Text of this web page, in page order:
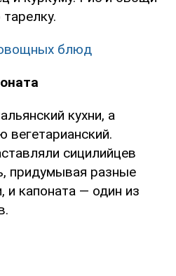
блюд
кухни, а
вегетарианский.
сицилийцев
придумывая разные
и капоната — один из